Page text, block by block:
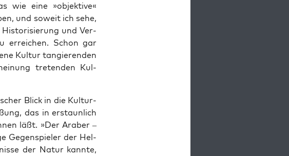
wie eine »objek­ti­ve«
und soweit ich sehe,
und Ver­
errei­chen. Schon gar
Kul­tur tan­gie­ren­den
tre­ten­den Kul­
Blick in die Kul­tur­
das in erstaun­lich
läßt. »Der Ara­ber –
Gegen­spie­ler der Hel­
der Natur kann­te,